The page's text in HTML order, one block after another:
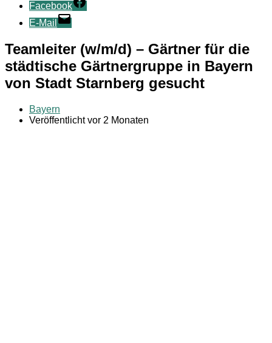
Facebook
E-Mail
Teamleiter (w/m/d) – Gärtner für die
städtische Gärtnergruppe in Bayern
von Stadt Starnberg gesucht
Bayern
Veröffentlicht vor 2 Monaten